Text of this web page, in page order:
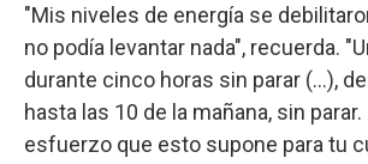
"Mis niveles de energía se
no podía levantar nada", recuerda.
durante cinco horas sin parar (...),
hasta las 10 de la mañana, sin parar.
esfuerzo que esto supone para tu